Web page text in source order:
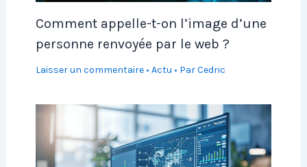
Comment appelle-t-on l’image d’une
personne renvoyée par le web ?
Laisser un commentaire • Actu • ParCedric